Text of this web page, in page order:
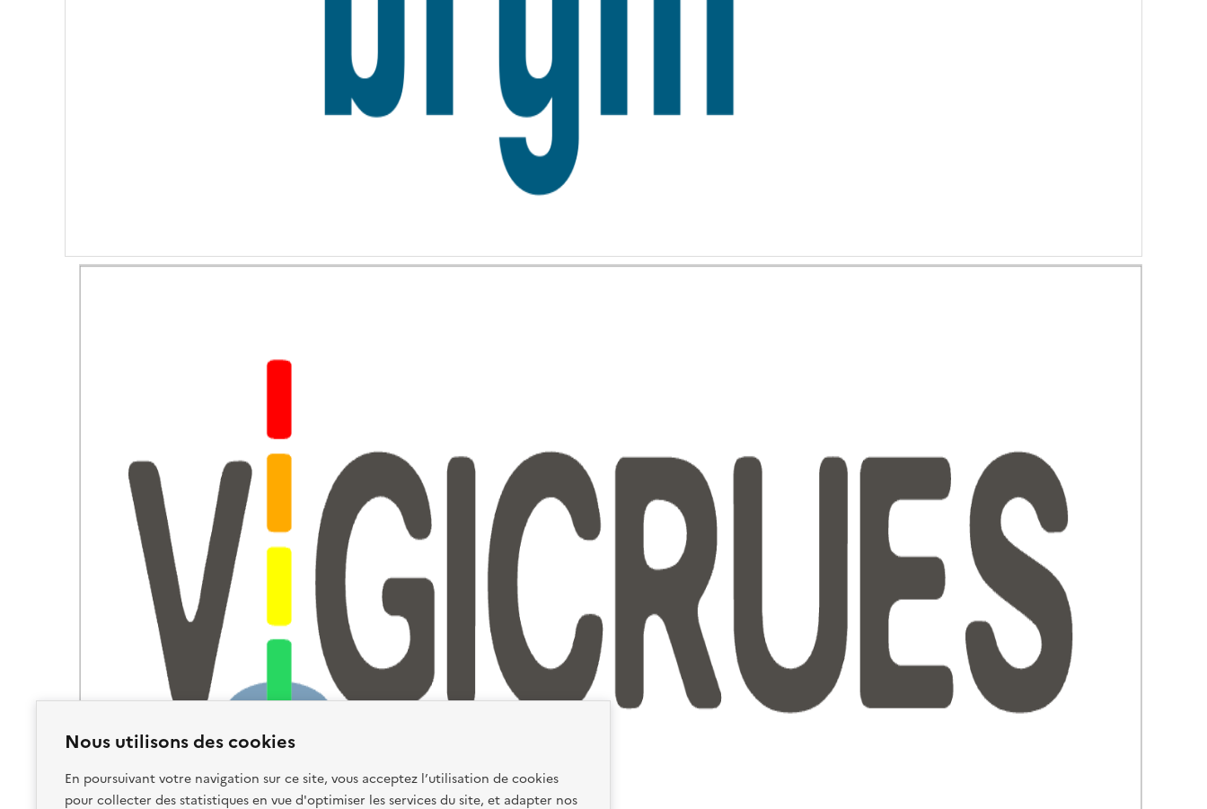
Nous utilisons des cookies
En poursuivant votre navigation sur ce site, vous acceptez l’utilisation de cookies
pour collecter des statistiques en vue d'optimiser les services du site, et adapter nos